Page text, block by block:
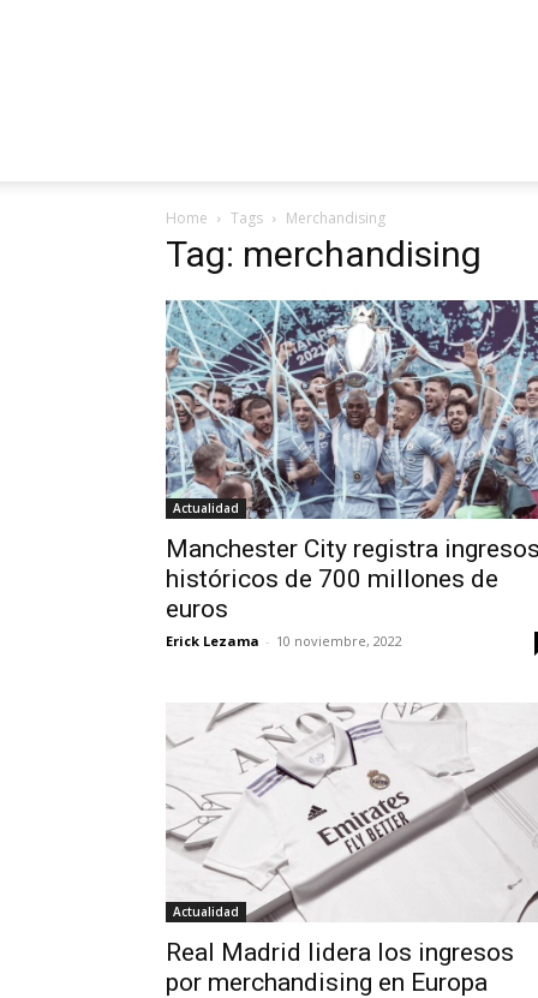
Home Tags Merchandising
Tag: merchandising
Actualidad
Manchester City registra
históricos de 700 millones de
euros
Erick Lezama - 10 noviembre, 2022
Actualidad
Real Madrid lidera los ingresos
por merchandising en Europa